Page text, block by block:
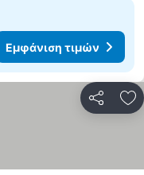
Εμφάνιση τιμών